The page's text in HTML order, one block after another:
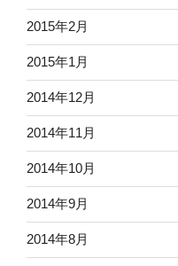
2015年2月
2015年1月
2014年12月
2014年11月
2014年10月
2014年9月
2014年8月